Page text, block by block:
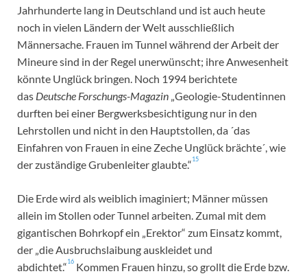
Jahrhunderte lang in Deutschland und ist auch heute
noch in vielen Ländern der Welt ausschließlich
Männersache. Frauen im Tunnel während der Arbeit der
Mineure sind in der Regel unerwünscht; ihre Anwesenheit
könnte Unglück bringen. Noch 1994 berichtete
das Deutsche Forschungs-Magazin „Geologie-Studentinnen
durften bei einer Bergwerksbesichtigung nur in den
Lehrstollen und nicht in den Hauptstollen, da ´das
Einfahren von Frauen in eine Zeche Unglück brächte´, wie
der zuständige Grubenleiter glaubte.“15
Die Erde wird als weiblich imaginiert; Männer müssen
allein im Stollen oder Tunnel arbeiten. Zumal mit dem
gigantischen Bohrkopf ein „Erektor“ zum Einsatz kommt,
der „die Ausbruchslaibung auskleidet und
abdichtet.“16 Kommen Frauen hinzu, so grollt die Erde bzw.